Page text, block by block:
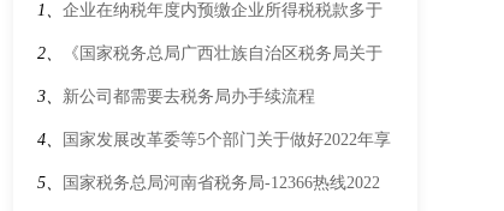
1、 企业在纳税年度内预缴企业所得税税款多于
应缴企业所得税税款的，应当如何处理？
2、 《国家税务总局广西壮族自治区税务局关于
企业所得税核定征收有关问题的公告》文件解读
3、 新公司都需要去税务局办手续流程
4、 国家发展改革委等5个部门关于做好2022年享
受税收优惠政策的集成电路企业或项目、软件企
5、 国家税务总局河南省税务局-12366热线2022